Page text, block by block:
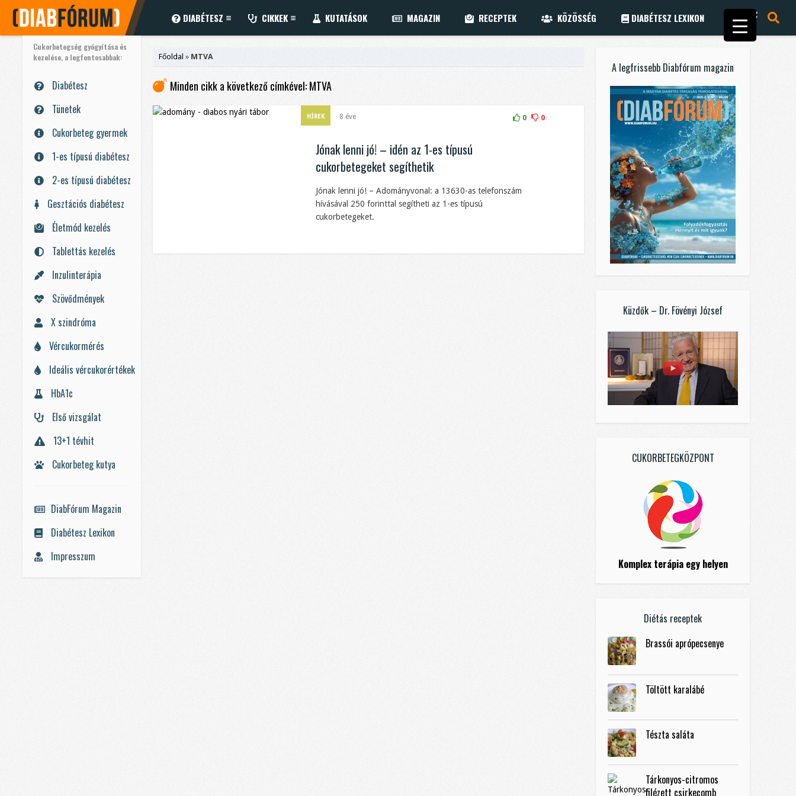
DIABÉTESZ CIKKEK KUTATÁSOK MAGAZIN RECEPTEK KÖZÖSSÉG DIABÉTESZ LEXIKON
Cukorbetegség gyógyítása és
kezelése, a legfontosabbak:
Diabétesz
Tünetek
Cukorbeteg gyermek
1-es típusú diabétesz
2-es típusú diabétesz
Gesztációs diabétesz
Életmód kezelés
Tablettás kezelés
Inzulinterápia
Szövődmények
X szindróma
Vércukormérés
Ideális vércukorértékek
HbA1c
Első vizsgálat
13+1 tévhit
Cukorbeteg kutya
DiabFórum Magazin
Diabétesz Lexikon
Impresszum
Főoldal » MTVA
Minden cikk a következő címkével: MTVA
HÍREK 8 éve 0 0
Jónak lenni jó! – idén az 1-es típusú
cukorbetegeket segíthetik
Jónak lenni jó! – Adományvonal: a 13630-as telefonszám
hívásával 250 forinttal segítheti az 1-es típusú
cukorbetegeket.
A legfrissebb Diabfórum magazin
Küzdők – Dr. Fövényi József
CUKORBETEGKÖZPONT
Komplex terápia egy helyen
Diétás receptek
Brassói aprópecsenye
Töltött karalábé
Tészta saláta
Tárkonyos-citromos
filézett csirkecomb